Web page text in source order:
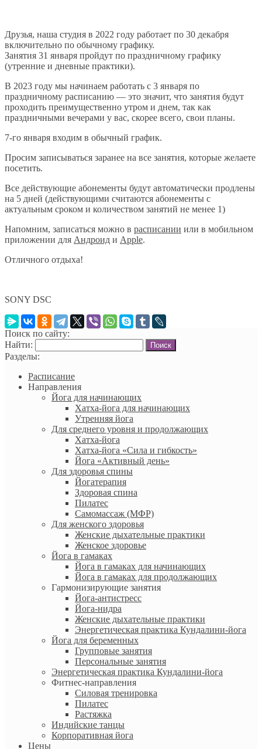
Друзья, наша студия в 2022 году работает по 30 декабря
включительно по обычному графику.
Занятия 31 января пройдут по праздничному графику
(утренние и дневные практики).
В 2023 году мы начинаем работать с 3 января по
праздничному расписанию — это значит, что занятия будут
проходить преимущественно утром и днем, так как
праздничными вечерами у вас, скорее всего, свои планы.
7-го января входим в обычный график.
Просим записываться заранее на все занятия, которые желаете
посетить.
Все действующие абонементы будут автоматически продлены
на 5 дней (действующими считаются абонементы с
актуальным сроком и количеством занятий не менее 1)
Напомним, записаться можно в расписании или в мобильном
приложении для Андроид и Apple.
Отличного отдыха!
SONY DSC
Поиск по сайту:
Найти:
Разделы:
Расписание
Направления
Йога для начинающих
Хатха-йога для начинающих
Утренняя йога
Для среднего уровня и продолжающих
Хатха-йога
Хатха-йога «Сила и гибкость»
Йога «Активный день»
Для здоровья спины
Йогатерапия
Здоровая спина
Пилатес
Самомассаж (МФР)
Для женского здоровья
Женские дыхательные практики
Женское здоровье
Йога в гамаках
Йога в гамаках для начинающих
Йога в гамаках для продолжающих
Гармонизирующие занятия
Йога-антистресс
Йога-нидра
Женские дыхательные практики
Энергетическая практика Кундалини-йога
Йога для беременных
Групповые занятия
Персональные занятия
Энергетическая практика Кундалини-йога
Фитнес-направления
Силовая тренировка
Пилатес
Растяжка
Индийские танцы
Корпоративная йога
Цены